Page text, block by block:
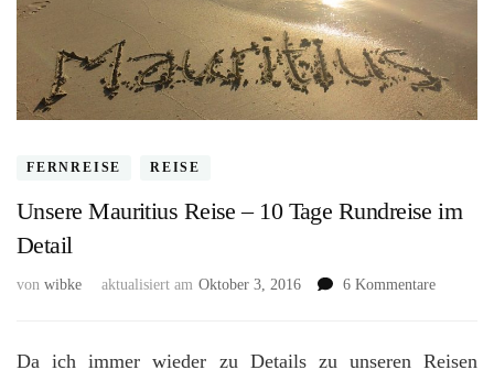
FERNREISE REISE
Unsere Mauritius Reise – 10 Tage Rundreise im
Detail
von wibke aktualisiert am Oktober 3, 2016 6 Kommentarezu
Reise
Da ich immer wieder zu Details zu unseren Reisen